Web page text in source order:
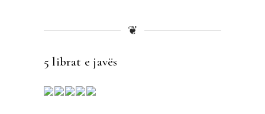
❦
5 librat e javës